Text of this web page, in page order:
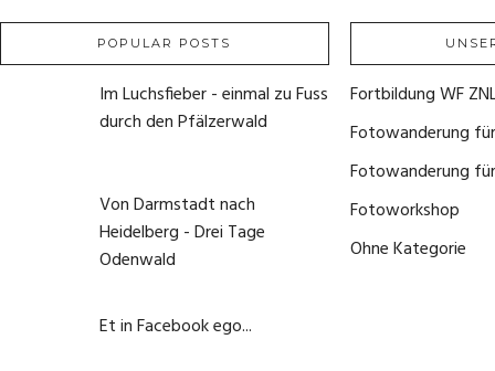
POPULAR POSTS
Im Luchsfieber - einmal zu Fuss
durch den Pfälzerwald
Von Darmstadt nach
Heidelberg - Drei Tage
Odenwald
Et in Facebook ego...
Fortbildung WF
Fotowanderung
Fotowanderung
Fotoworkshop
Ohne Kategorie